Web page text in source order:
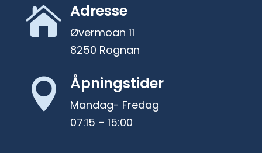
 Adresse
Øvermoan 11
8250 Rognan
 Åpningstider
Mandag- Fredag
07:15 – 15:00